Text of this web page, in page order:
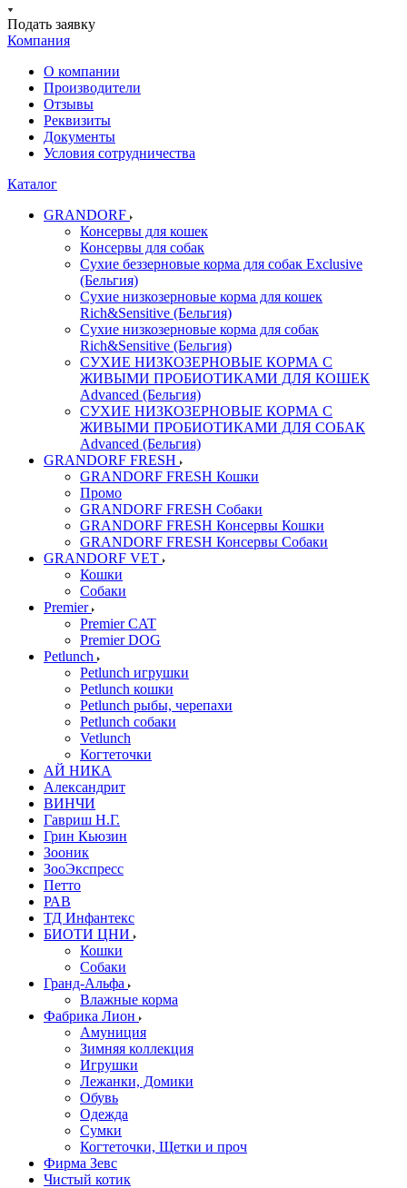
Подать заявку
Компания
О компании
Производители
Отзывы
Реквизиты
Документы
Условия сотрудничества
Каталог
GRANDORF
Консервы для кошек
Консервы для собак
Сухие беззерновые корма для собак Exclusive
(Бельгия)
Сухие низкозерновые корма для кошек
Rich&Sensitive (Бельгия)
Сухие низкозерновые корма для собак
Rich&Sensitive (Бельгия)
СУХИЕ НИЗКОЗЕРНОВЫЕ КОРМА С
ЖИВЫМИ ПРОБИОТИКАМИ ДЛЯ КОШЕК
Advanced (Бельгия)
СУХИЕ НИЗКОЗЕРНОВЫЕ КОРМА С
ЖИВЫМИ ПРОБИОТИКАМИ ДЛЯ СОБАК
Advanced (Бельгия)
GRANDORF FRESH
GRANDORF FRESH Кошки
Промо
GRANDORF FRESH Собаки
GRANDORF FRESH Консервы Кошки
GRANDORF FRESH Консервы Собаки
GRANDORF VET
Кошки
Собаки
Premier
Premier CAT
Premier DOG
Petlunch
Petlunch игрушки
Petlunch кошки
Petlunch рыбы, черепахи
Petlunch собаки
Vetlunch
Когтеточки
АЙ НИКА
Александрит
ВИНЧИ
Гавриш Н.Г.
Грин Кьюзин
Зооник
ЗооЭкспресс
Петто
РАВ
ТД Инфантекс
БИОТИ ЦНИ
Кошки
Собаки
Гранд-Альфа
Влажные корма
Фабрика Лион
Амуниция
Зимняя коллекция
Игрушки
Лежанки, Домики
Обувь
Одежда
Сумки
Когтеточки, Щетки и проч
Фирма Зевс
Чистый котик